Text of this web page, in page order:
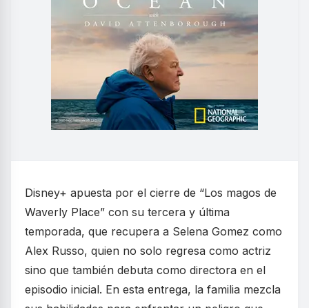
Disney+ apuesta por el cierre de “Los magos de
Waverly Place” con su tercera y última
temporada, que recupera a Selena Gomez como
Alex Russo, quien no solo regresa como actriz
sino que también debuta como directora en el
episodio inicial. En esta entrega, la familia mezcla